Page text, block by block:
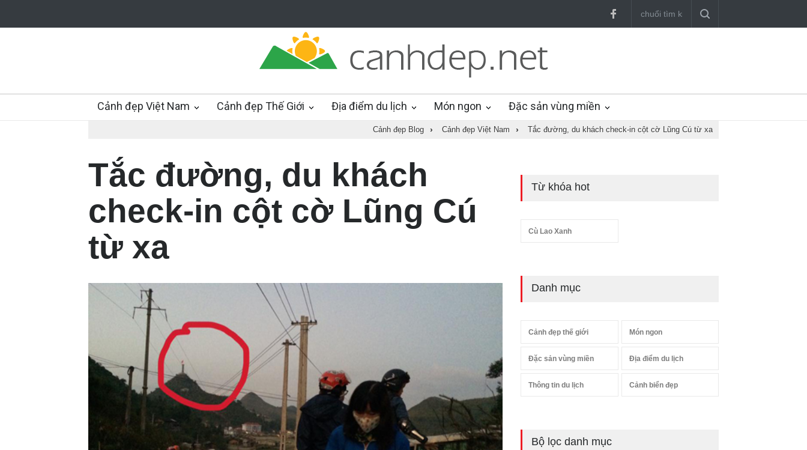
Cảnh đẹp Việt Nam Cảnh đẹp Thế Giới Địa điểm du lịch Món ngon Đặc sản vùng miền
Cảnh đẹp Blog › Cảnh đẹp Việt Nam › Tắc đường, du khách check-in cột cờ Lũng Cú từ xa
Tắc đường, du khách
check-in cột cờ Lũng Cú
từ xa
Từ khóa hot
Cù Lao Xanh
Danh mục
Cảnh đẹp thế giới Món ngon
Đặc sản vùng miền Địa điểm du lịch
Thông tin du lịch Cảnh biển đẹp
Bộ lọc danh mục